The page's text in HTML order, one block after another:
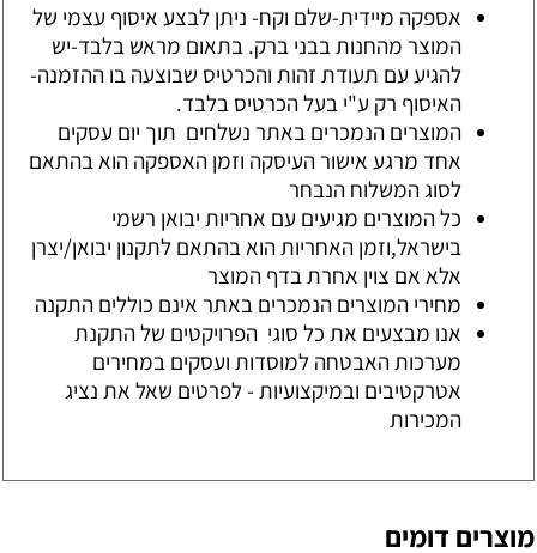
אספקה מיידית-שלם וקח- ניתן לבצע איסוף עצמי של
המוצר מהחנות בבני ברק. בתאום מראש בלבד-יש
להגיע עם תעודת זהות והכרטיס שבוצעה בו ההזמנה-
האיסוף רק ע"י בעל הכרטיס בלבד.
המוצרים הנמכרים באתר נשלחים תוך יום עסקים
אחד מרגע אישור העיסקה וזמן האספקה הוא בהתאם
לסוג המשלוח הנבחר
כל המוצרים מגיעים עם אחריות יבואן רשמי
בישראל,וזמן האחריות הוא בהתאם לתקנון יבואן/יצרן
אלא אם צוין אחרת בדף המוצר
מחירי המוצרים הנמכרים באתר אינם כוללים התקנה
אנו מבצעים את כל סוגי הפרויקטים של התקנת
מערכות האבטחה למוסדות ועסקים במחירים
אטרקטיבים ובמיקצועיות - לפרטים שאל את נציג
המכירות
מוצרים דומים